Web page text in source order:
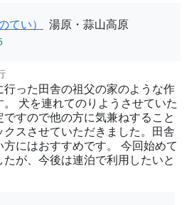
てい） 湯原・蒜山高原
った田舎の祖父の家のような作
犬を連れてのりようさせていた
すので他の方に気兼ねすること
スさせていただきました。田舎
にはおすすめです。 今回始めて
が、今後は連泊で利用したいと